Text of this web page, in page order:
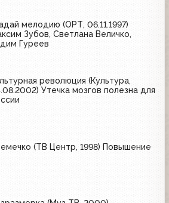
мелодию (ОРТ, 06.11.1997)
Зубов, Светлана Величко,
Гуреев
революция (Культура,
Утечка мозгов полезна для
(ТВ Центр, 1998) Повышение